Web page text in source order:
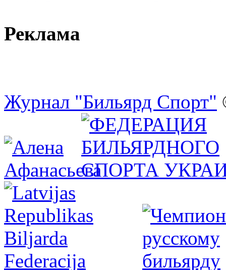
Реклама
Журнал "Бильярд Спорт"